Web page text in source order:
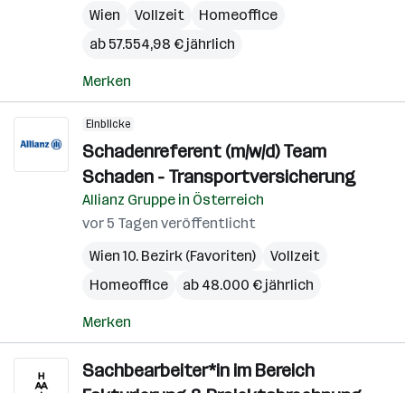
Wien
Vollzeit
Homeoffice
ab 57.554,98 € jährlich
Merken
Einblicke
Schadenreferent (m/w/d) Team
Schaden - Transportversicherung
Allianz Gruppe in Österreich
vor 5 Tagen veröffentlicht
Wien 10. Bezirk (Favoriten)
Vollzeit
Homeoffice
ab 48.000 € jährlich
Merken
Sachbearbeiter*in im Bereich